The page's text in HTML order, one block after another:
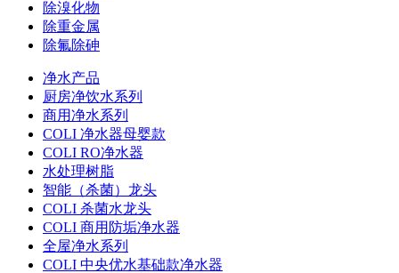
除溴化物
除重金属
除氟除砷
净水产品
厨房净饮水系列
商用净水系列
COLI 净水器母婴款
COLI RO净水器
水处理树脂
智能（杀菌）龙头
COLI 杀菌水龙头
COLI 商用防垢净水器
全屋净水系列
COLI 中央优水基础款净水器